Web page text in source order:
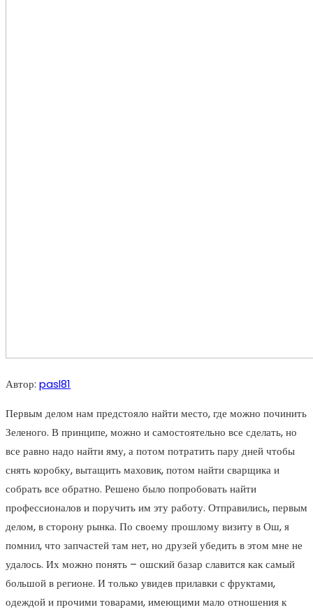
Автор: pasl81
Первым делом нам предстояло найти место, где можно починить
Зеленого. В принципе, можно и самостоятельно все сделать, но
все равно надо найти яму, а потом потратить пару дней чтобы
снять коробку, вытащить маховик, потом найти сварщика и
собрать все обратно. Решено было попробовать найти
профессионалов и поручить им эту работу. Отправились, первым
делом, в сторону рынка. По своему прошлому визиту в Ош, я
помнил, что запчастей там нет, но друзей убедить в этом мне не
удалось. Их можно понять – ошский базар славится как самый
большой в регионе. И только увидев прилавки с фруктами,
одеждой и прочими товарами, имеющими мало отношения к